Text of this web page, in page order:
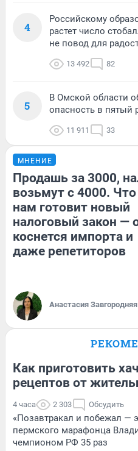
4
Российскому
растет число
не повод для
13 492 82
5
В Омской области
опасность в пятый
11 911 33
МНЕНИЕ
Продашь за 3000,
возьмут с 4000. Что
нам готовит новый
налоговый закон —
коснется импорта и
даже репетиторов
Анастасия Завгородняя
Как приготовить
рецептов от
4 часа 2 303 Обсудить
«Позавтракал и побежал —
пермского марафонца
чемпионом РФ 35 раз